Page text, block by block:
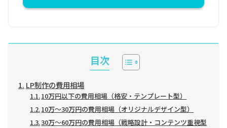
目次
LP制作の費用相場
10万円以下の費用相場（格安・テンプレート型）
10万～30万円の費用相場（オリジナルデザイン型）
30万～60万円の費用相場（戦略設計・コンテンツ重視型